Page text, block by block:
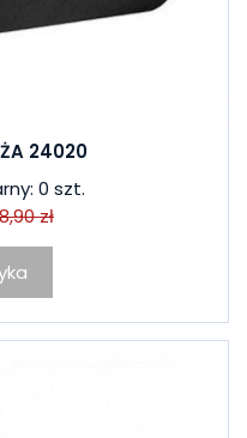
24020
0 szt.
zł